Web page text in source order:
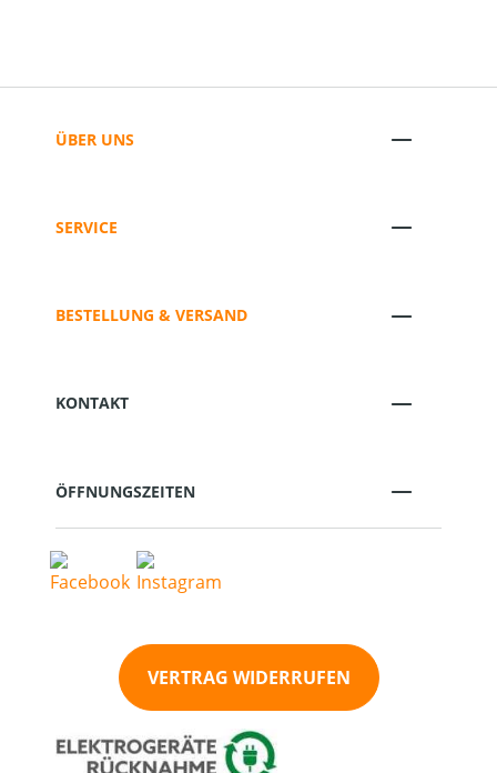
ÜBER UNS
SERVICE
BESTELLUNG & VERSAND
KONTAKT
ÖFFNUNGSZEITEN
VERTRAG WIDERRUFEN